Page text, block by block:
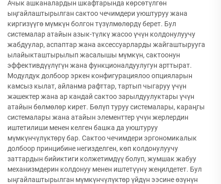
Ачык ашканалардын шкафтарында көрсөтүлгөн
ыңгайлаштырылган сактоо чечимдери уюштуруу жана
киргизүүгө мүмкүн болгон түзүлмөлөрдү берет. Бул
системалар атайын азык-түлкү жасоо үчүн колдонулуучу
жабдуулар, аспаптар жана аксессуарларды жайгаштырууга
ылайыкташтырылып жасалышы мүмкүн, сактоонун
эффективдүүлүгүн жана функционалдуулугун арттырат.
Модулдук долбоор эркен конфигурациялоо опцияларын
камсыз кылат, айланма рафттар, тартып чыгаруу үчүн
жәшектер жана ар кандай сактоо зарылдуулуктары үчүн
атайын бөлмөлөр кирет. Бөлүп туруу системалары, караңгы
системалары жана атайын элементтер үчүн жерлердин
иштетилиши менен келген башка да уюштуруу
мүмкүнчүлүктөрү бар. Сактоо чечимдери эргономикалык
долбоор принцибине негизделген, көп колдонулуучу
заттардын бийиктиги колжетимдүү болуп, жумшак жабуу
механизмдерин колдонуу менен иштетүүнү жеңилдетет. Бул
ыңгайлаштырылган мүмкүнчүлүктөр үйдүн ээсине өзүнүн